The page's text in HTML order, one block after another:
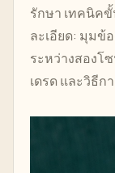
รักษา เทคนิค
ละเอียด: มุมข้
ระหว่างสองโ
เดรด และวิธีก